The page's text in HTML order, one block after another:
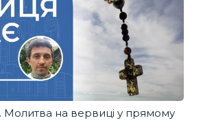
Молитва на вервиці у прямому